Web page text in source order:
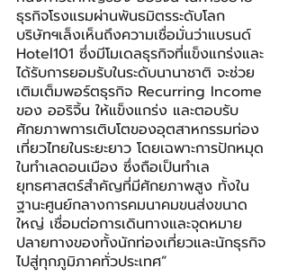
ธุรกิจโรงแรมผ่านพันธมิตรระดับโลก
บริษัทฯเล็งเห็นถึงความเชื่อมั่นว่าแบรนด์
Hotel101 ซึ่งมีโมเดลธุรกิจที่แข็งแกร่งและ
ได้รับการยอมรับในระดับนานาชาติ จะช่วย
เติมเต็มพอร์ตธุรกิจ Recurring Income
ของ ออริจิ้น ให้แข็งแกร่ง และตอบรับ
ศักยภาพการเติบโตของอุตสาหกรรมท่อง
เที่ยวไทยในระยะยาว โดยเฉพาะการปักหมุด
ในทำเลดอนเมือง ซึ่งถือเป็นทำเล
ยุทธศาสตร์สำคัญที่มีศักยภาพสูง ทั้งใน
ฐานะศูนย์กลางการคมนาคมขนส่งขนาด
ใหญ่ เชื่อมต่อการเดินทางและจุดหมาย
ปลายทางของทั้งนักท่องเที่ยวและนักธุรกิจ
ไปสู่ทุกภูมิภาคทั่วประเทศ”